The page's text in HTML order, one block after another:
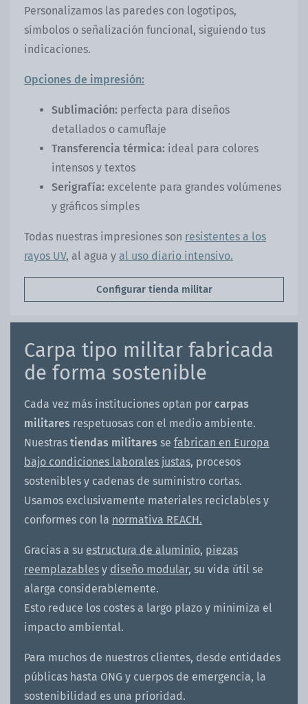
Personalizamos las paredes con logotipos,
símbolos o señalización funcional, siguiendo tus
indicaciones.
Opciones de impresión:
Sublimación: perfecta para diseños
detallados o camuflaje
Transferencia térmica: ideal para colores
intensos y textos
Serigrafía: excelente para grandes volúmenes
y gráficos simples
Todas nuestras impresiones son resistentes a los
rayos UV, al agua y al uso diario intensivo.
Configurar tienda militar
Carpa tipo militar fabricada
de forma sostenible
Cada vez más instituciones optan por carpas
militares respetuosas con el medio ambiente.
Nuestras tiendas militares se fabrican en Europa
bajo condiciones laborales justas, procesos
sostenibles y cadenas de suministro cortas.
Usamos exclusivamente materiales reciclables y
conformes con la normativa REACH.
Gracias a su estructura de aluminio, piezas
reemplazables y diseño modular, su vida útil se
alarga considerablemente.
Esto reduce los costes a largo plazo y minimiza el
impacto ambiental.
Para muchos de nuestros clientes, desde entidades
públicas hasta ONG y cuerpos de emergencia, la
sostenibilidad es una prioridad.